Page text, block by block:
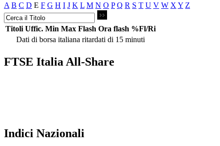
A B C D E F G H I J K L M N O P Q R S T U V W X Y Z
Titoli Uffic. Min Max Flash Ora flash %Fl/Ri
Dati di borsa italiana ritardati di 15 minuti
FTSE Italia All-Share
Indici Nazionali